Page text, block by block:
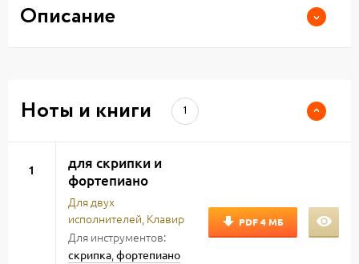
Описание
Ноты и книги 1
1
для скрипки и
фортепиано
Для двух
исполнителей, Клавир
Для инструментов:
скрипка,фортепиано
PDF4 МБ